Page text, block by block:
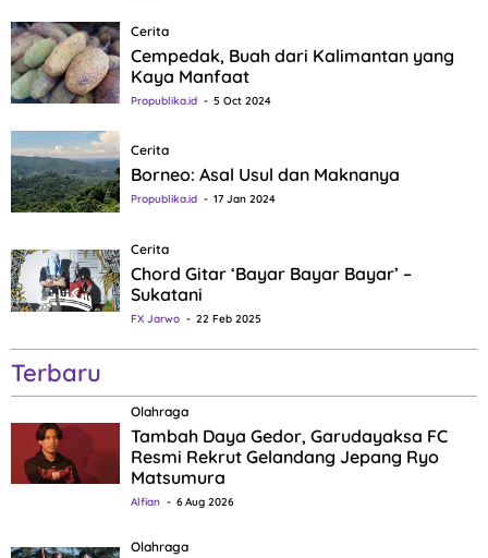
Cerita
Cempedak, Buah dari Kalimantan yang
Kaya Manfaat
Propublika.id 5 Oct 2024
Cerita
Borneo: Asal Usul dan Maknanya
Propublika.id 17 Jan 2024
Cerita
Chord Gitar ‘Bayar Bayar Bayar’ –
Sukatani
FX Jarwo 22 Feb 2025
Terbaru
Olahraga
Tambah Daya Gedor, Garudayaksa FC
Resmi Rekrut Gelandang Jepang Ryo
Matsumura
Alfian 6 Aug 2026
Olahraga